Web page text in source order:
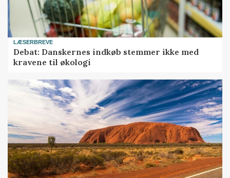
LÆSERBREVE
Debat: Danskernes indkøb stemmer ikke med
kravene til økologi